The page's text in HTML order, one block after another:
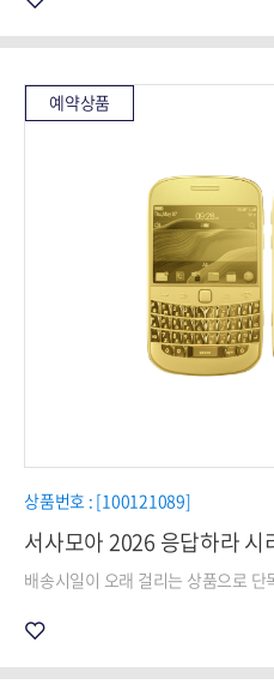
예약상품
상품번호 : [100121089]
서사모아 2026 응답하라 시
배송시일이 오래 걸리는 상품으로